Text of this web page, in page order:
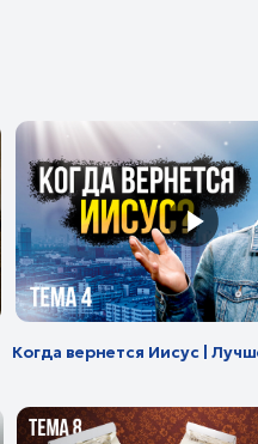
Иисус | Лучшее впереди